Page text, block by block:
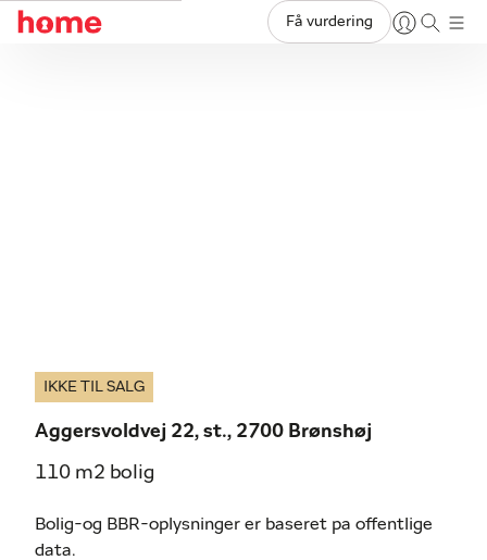
Få vurdering
IKKE TIL SALG
Aggersvoldvej 22, st., 2700 Brønshøj
110 m2 bolig
Bolig-og BBR-oplysninger er baseret pa offentlige
data.